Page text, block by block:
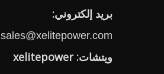
بريد إلكتروني:
sales@xelitepower.com
ويتشات: xelitepower